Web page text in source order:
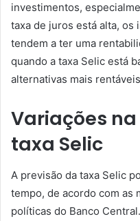
investimentos,
taxa de juros está alta, os
tendem a ter uma
quando a taxa Selic está
alternativas mais
Variações
taxa Selic
A previsão da taxa Selic
tempo, de acordo com as
políticas do Banco